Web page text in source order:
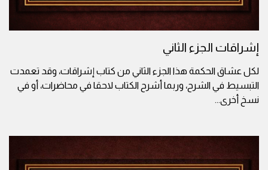
إشراقات الجزء الثاني
لكل عشاق الحكمة هذا الجزء الثاني من كتاب إشراقات، وقد تعمدت
التبسيط في الشرح، وربما أشرح الكتاب لاحقا في محاضرات، أو في
نسخ أخرى...